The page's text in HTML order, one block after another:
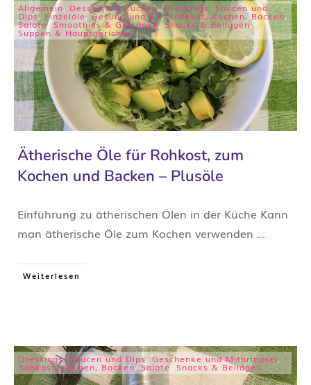
Allgemein, Desserts & Kuchen,Dressings, Saucen und
Dips, Einzelöle,Gesund und Fit,Rohkost, Kochen, Backen,
Salate,Smoothies & Getränke,Snacks & Beilagen,
Suppen & Hauptgerichte
Ätherische Öle für Rohkost, zum
Kochen und Backen – Plusöle
Einführung zu ätherischen Ölen in der Küche Kann
man ätherische Öle zum Kochen verwenden ...
Weiterlesen
Dressings, Saucen und Dips, Geschenke und Mitbringsel,
Rohkost, Kochen, Backen,Salate,Snacks & Beilagen